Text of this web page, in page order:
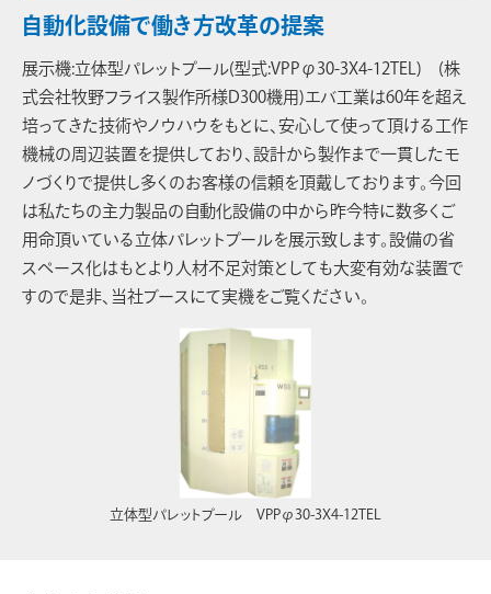
自動化設備で働き方改革の提案
展示機:立体型パレットプール(型式:VPPφ30-3X4-12TEL) (株
式会社牧野フライス製作所様D300機用)エバ工業は60年を超え
培ってきた技術やノウハウをもとに、安心して使って頂ける工作
機械の周辺装置を提供しており、設計から製作まで一貫したモ
ノづくりで提供し多くのお客様の信頼を頂戴しております。今回
は私たちの主力製品の自動化設備の中から昨今特に数多くご
用命頂いている立体パレットプールを展示致します。設備の省
スペース化はもとより人材不足対策としても大変有効な装置で
すので是非、当社ブースにて実機をご覧ください。
立体型パレットプール VPPφ30-3X4-12TEL